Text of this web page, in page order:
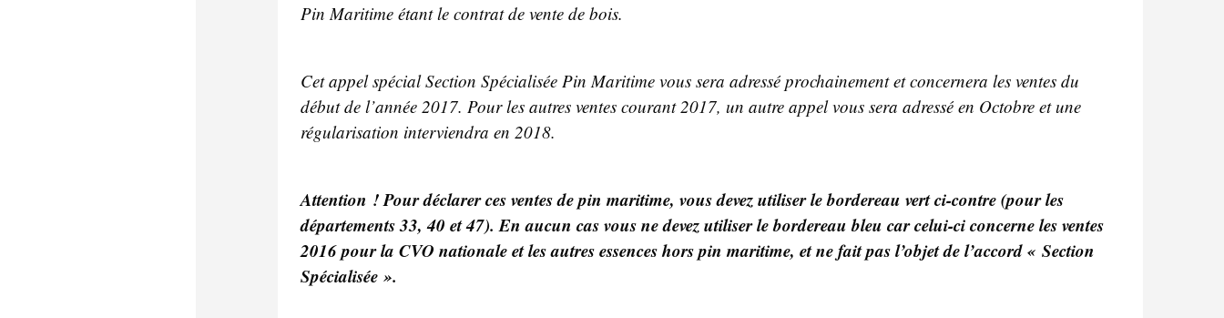
Pin Maritime étant le contrat de vente de bois.
Cet appel spécial Section Spécialisée Pin Maritime vous sera adressé prochainement et concernera les ventes du
début de l’année 2017. Pour les autres ventes courant 2017, un autre appel vous sera adressé en Octobre et une
régularisation interviendra en 2018.
Attention ! Pour déclarer ces ventes de pin maritime, vous devez utiliser le bordereau vert ci-contre (pour les
départements 33, 40 et 47). En aucun cas vous ne devez utiliser le bordereau bleu car celui-ci concerne les ventes
2016 pour la CVO nationale et les autres essences hors pin maritime, et ne fait pas l’objet de l’accord « Section
Spécialisée ».